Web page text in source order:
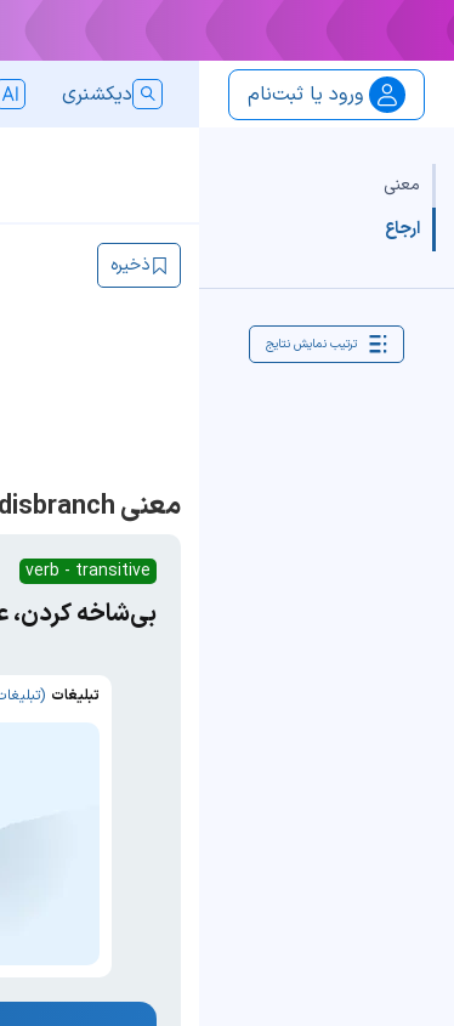
ورود یا ثبت‌نام دیکشنری
معنی
ارجاع
ترتیب نمایش نتایج
ذخیره
معنی disbranch
verb - transitive
بی‌شاخه کردن،
تبلیغات